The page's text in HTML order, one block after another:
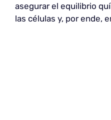
asegurar el equilibrio
las células y, por ende,